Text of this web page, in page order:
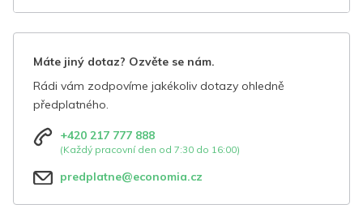
Máte jiný dotaz? Ozvěte se nám.
Rádi vám zodpovíme jakékoliv dotazy ohledně
předplatného.
+420 217 777 888
(Každý pracovní den od 7:30 do 16:00)
predplatne@economia.cz